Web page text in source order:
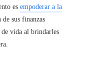
es empoderar a la
sus finanzas
vida al brindarles